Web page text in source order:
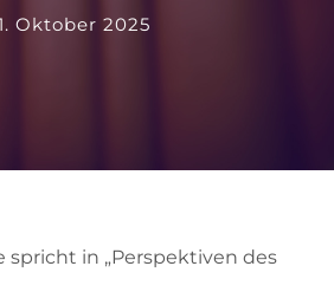
Oktober 2025
spricht in „Perspektiven des